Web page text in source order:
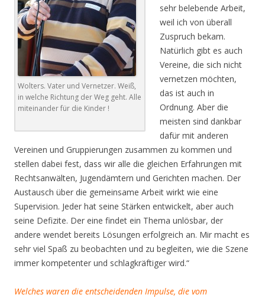
Wolters. Vater und Vernetzer. Weiß,
in welche Richtung der Weg geht. Alle
miteinander für die Kinder !
sehr belebende Arbeit,
weil ich von überall
Zuspruch bekam.
Natürlich gibt es auch
Vereine, die sich nicht
vernetzen möchten,
das ist auch in
Ordnung. Aber die
meisten sind dankbar
dafür mit anderen
Vereinen und Gruppierungen zusammen zu kommen und
stellen dabei fest, dass wir alle die gleichen Erfahrungen mit
Rechtsanwälten, Jugendämtern und Gerichten machen. Der
Austausch über die gemeinsame Arbeit wirkt wie eine
Supervision. Jeder hat seine Stärken entwickelt, aber auch
seine Defizite. Der eine findet ein Thema unlösbar, der
andere wendet bereits Lösungen erfolgreich an. Mir macht es
sehr viel Spaß zu beobachten und zu begleiten, wie die Szene
immer kompetenter und schlagkräftiger wird.“
Welches waren die entscheidenden Impulse, die vom